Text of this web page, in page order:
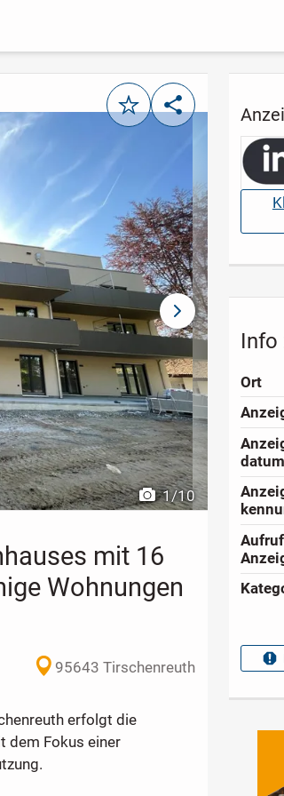
MerkenTeilen
1/10
nächstes Bild
mit 16
Wohnungen
95643 Tirschenreuth
erfolgt die
dem Fokus einer
Info
Ort
datum